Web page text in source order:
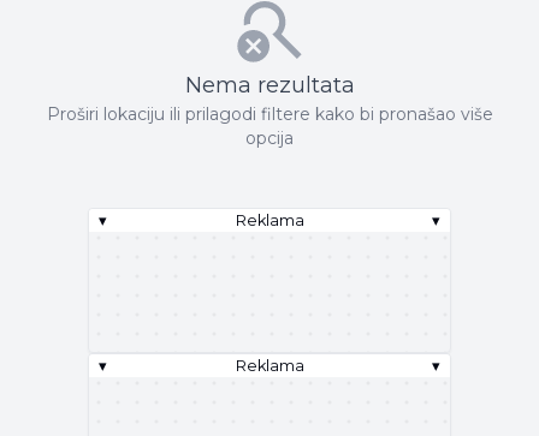
Nema rezultata
Proširi lokaciju ili prilagodi filtere kako bi pronašao više
opcija
▾ Reklama ▾
▾ Reklama ▾